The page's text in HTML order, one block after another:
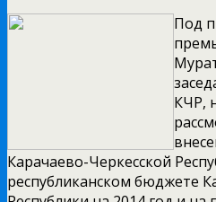
Под
КЧР,
Карачаево-Черкесской
республиканском бюджете